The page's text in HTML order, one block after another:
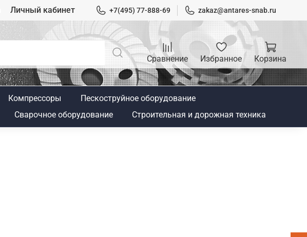
Личный кабинет +7(495) 77-888-69 zakaz@antares-snab.ru
Сравнение Избранное Корзина
Компрессоры
Пескоструйное оборудование
Сварочное оборудование Строительная и дорожная техника